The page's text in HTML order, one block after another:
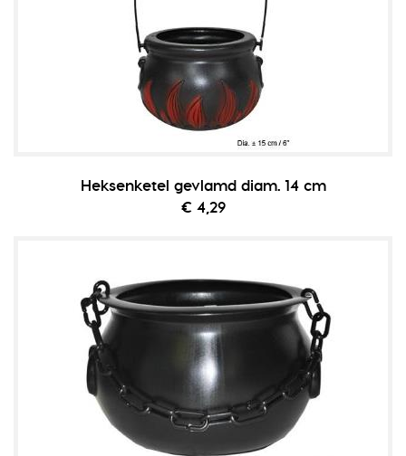
Heksenketel gevlamd diam. 14 cm
€ 4,29